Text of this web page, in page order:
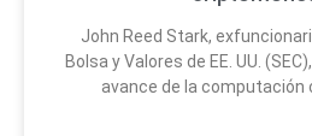
John Reed Stark,
Bolsa y Valores de EE. UU.
avance de la computación